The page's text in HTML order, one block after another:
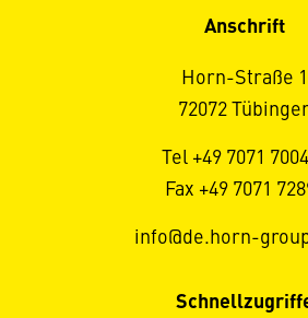
Anschrift
Horn-Straße 1
72072
Tel +49 7071
Fax +49 7071
info@de.horn-